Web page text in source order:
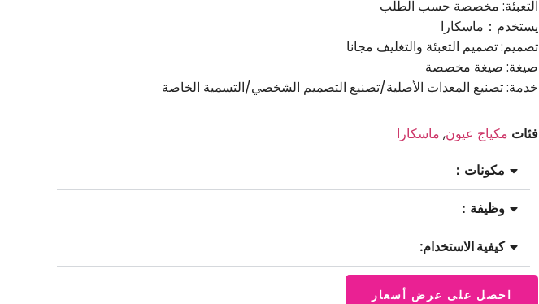
التعبئة: مخصصة حسب الطلب
يستخدم：ماسكارا
تصميم: تصميم التعبئة والتغليف مجانا
صيغة: صيغة مخصصة
خدمة: تصنيع المعدات الأصلية/تصنيع التصميم الشخصي/التسمية الخاصة
فئات مكياج عيون, ماسكارا
مكونات：
وظيفة：
كيفية الاستخدام:
احصل على عرض أسعار